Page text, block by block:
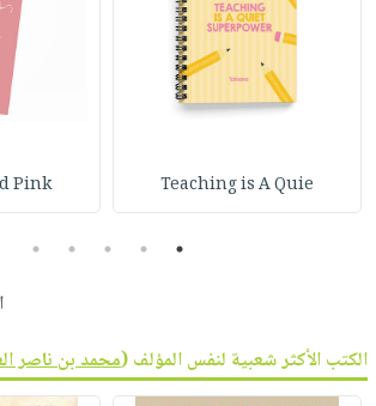
Teaching is A Quie
Pink
1
2
3
4
5
الكتب الأكثر شعبية لنفس المؤلف (محمد بن ناصر